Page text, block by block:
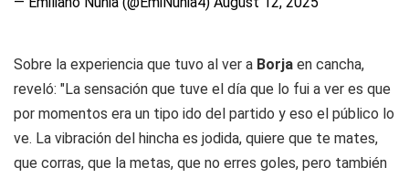
Sobre la experiencia que tuvo al ver a Borja en cancha,
reveló: "La sensación que tuve el día que lo fui a ver es que
por momentos era un tipo ido del partido y eso el público lo
ve. La vibración del hincha es jodida, quiere que te mates,
que corras, que la metas, que no erres goles, pero también